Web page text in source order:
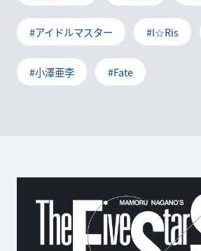
#アイドルマスター #I☆Ris
#小澤亜李 #Fate